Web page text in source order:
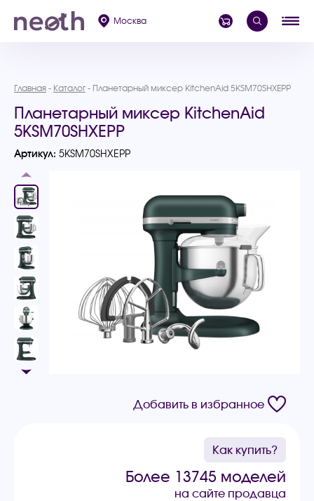
Москва
Главная Каталог Планетарный миксер KitchenAid 5KSM70SHXEPP
Планетарный миксер KitchenAid
5KSM70SHXEPP
Артикул: 5KSM70SHXEPP
Добавить в избранное
Как купить?
Более 13745 моделей
на сайте продавца